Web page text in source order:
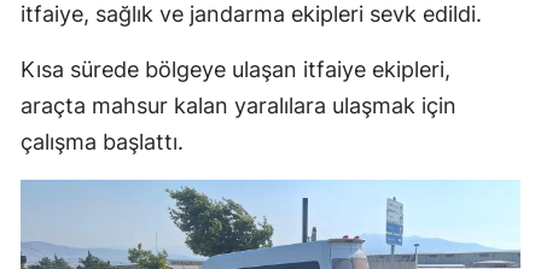
itfaiye, sağlık ve jandarma ekipleri sevk edildi.
Kısa sürede bölgeye ulaşan itfaiye ekipleri,
araçta mahsur kalan yaralılara ulaşmak için
çalışma başlattı.